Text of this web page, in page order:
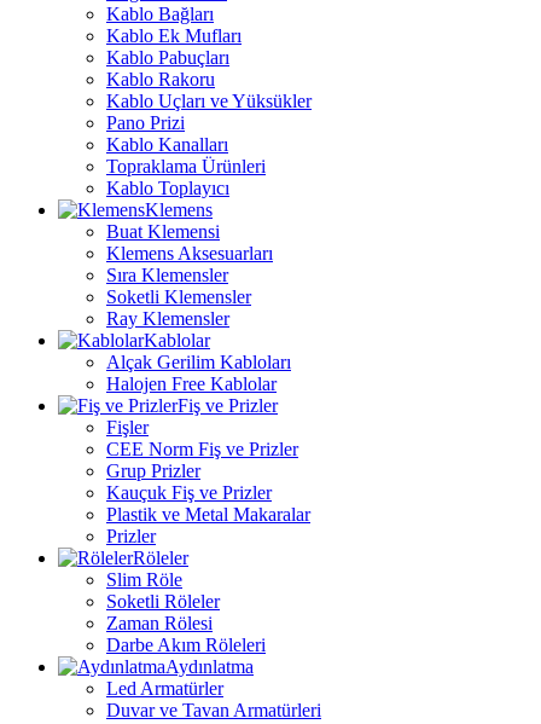
Kablo Bağları
Kablo Ek Mufları
Kablo Pabuçları
Kablo Rakoru
Kablo Uçları ve Yüksükler
Pano Prizi
Kablo Kanalları
Topraklama Ürünleri
Kablo Toplayıcı
Klemens
Buat Klemensi
Klemens Aksesuarları
Sıra Klemensler
Soketli Klemensler
Ray Klemensler
Kablolar
Alçak Gerilim Kabloları
Halojen Free Kablolar
Fiş ve Prizler
Fişler
CEE Norm Fiş ve Prizler
Grup Prizler
Kauçuk Fiş ve Prizler
Plastik ve Metal Makaralar
Prizler
Röleler
Slim Röle
Soketli Röleler
Zaman Rölesi
Darbe Akım Röleleri
Aydınlatma
Led Armatürler
Duvar ve Tavan Armatürleri